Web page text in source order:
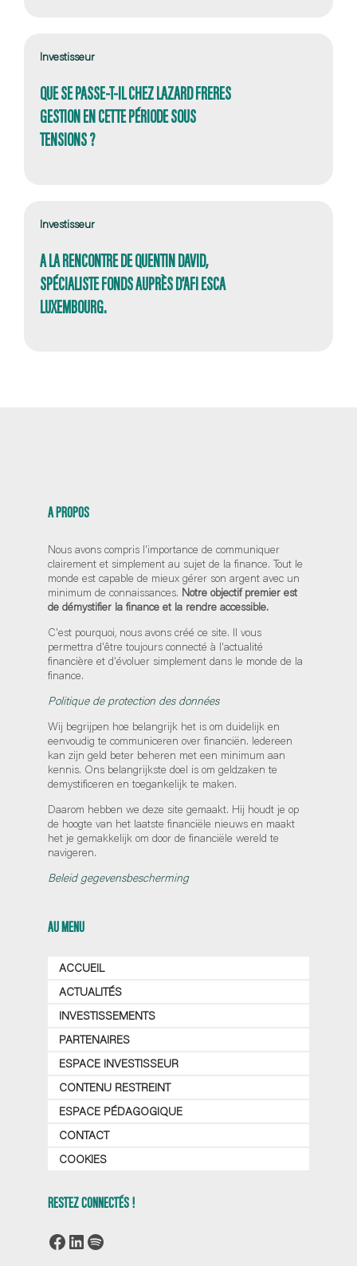
Investisseur
QUE SE PASSE-T-IL CHEZ LAZARD FRERES
GESTION EN CETTE PÉRIODE SOUS
TENSIONS ?
Investisseur
A LA RENCONTRE DE QUENTIN DAVID,
SPÉCIALISTE FONDS AUPRÈS D’AFI ESCA
LUXEMBOURG.
A PROPOS
Nous avons compris l'importance de communiquer
clairement et simplement au sujet de la finance. Tout le
monde est capable de mieux gérer son argent avec un
minimum de connaissances. Notre objectif premier est
de démystifier la finance et la rendre accessible.
C'est pourquoi, nous avons créé ce site. Il vous
permettra d'être toujours connecté à l'actualité
financière et d'évoluer simplement dans le monde de la
finance.
Politique de protection des données
Wij begrijpen hoe belangrijk het is om duidelijk en
eenvoudig te communiceren over financiën. Iedereen
kan zijn geld beter beheren met een minimum aan
kennis. Ons belangrijkste doel is om geldzaken te
demystificeren en toegankelijk te maken.
Daarom hebben we deze site gemaakt. Hij houdt je op
de hoogte van het laatste financiële nieuws en maakt
het je gemakkelijk om door de financiële wereld te
navigeren.
Beleid gegevensbescherming
AU MENU
ACCUEIL
ACTUALITÉS
INVESTISSEMENTS
PARTENAIRES
ESPACE INVESTISSEUR
CONTENU RESTREINT
ESPACE PÉDAGOGIQUE
CONTACT
COOKIES
RESTEZ CONNECTÉS !
Facebook
LinkedIn
Spotify